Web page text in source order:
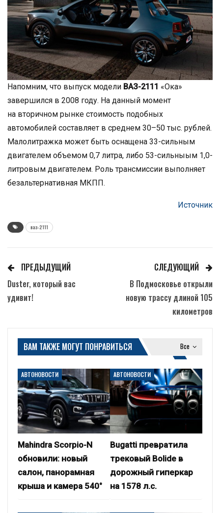
Напомним, что выпуск модели ВАЗ-2111 «Ока»
завершился в 2008 году. На данный момент
на вторичном рынке стоимость подобных
автомобилей составляет в среднем 30–50 тыс. рублей.
Малолитражка может быть оснащена 33-сильным
двигателем объемом 0,7 литра, либо 53-сильныым 1,0-
литровым двигателем. Роль трансмиссии выполняет
безальтернативная МКПП.
Источник
ваз-2111
ПРЕДЫДУЩИЙ
Duster, который вас
удивит!
СЛЕДУЮЩИЙ
В Подмосковье открыли
новую трассу длиной 105
километров
Все
ВАМ ТАКЖЕ МОГУТ ПОНРАВИТЬСЯ
АВТОНОВОСТИ
Mahindra Scorpio-N
обновили: новый
салон, панорамная
крыша и камера 540°
АВТОНОВОСТИ
Bugatti превратила
трековый Bolide в
дорожный гиперкар
на 1578 л.с.